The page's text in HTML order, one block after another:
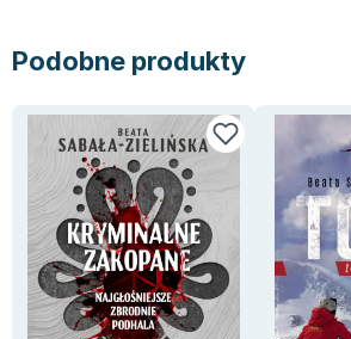
Jan Sztaudynger
Aleksander Puszkin
Oscar Wilde
Małgorzata Ohme
Maddie Ziegler
Leszek Czarnecki
Joanna Racewicz
Maria Seweryn
Janina Zającówna
Eric Helms
Podobne produkty